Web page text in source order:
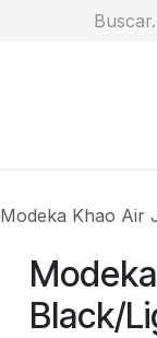
Modeka Khao Air
Black/